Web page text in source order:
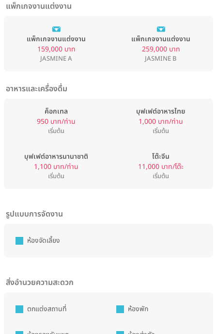
แพ็กเกจงานแต่งงาน
แพ็กเกจงานแต่งงาน
159,000 บาท
JASMINE A
แพ็กเกจงานแต่งงาน
259,000 บาท
JASMINE B
อาหารและเครื่องดื่ม
ค็อกเทล
950 บาท/ท่าน
เริ่มต้น
บุฟเฟต์อาหารไทย
1,000 บาท/ท่าน
เริ่มต้น
บุฟเฟต์อาหารนานาชาติ
1,100 บาท/ท่าน
เริ่มต้น
โต๊ะจีน
11,000 บาท/โต๊ะ
เริ่มต้น
รูปแบบการจัดงาน
ห้องจัดเลี้ยง
สิ่งอำนวยความสะดวก
ตกแต่งสถานที่ ห้องพัก